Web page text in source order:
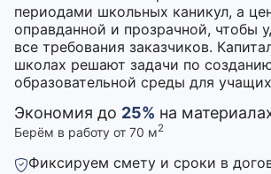
периодами школьных каникул, а
оправданной и прозрачной, чтобы
все требования заказчиков.
школах решают задачи по
образовательной среды для
Экономия до 25% на
Берём в работу от 70 м2
Фиксируем смету и сроки в